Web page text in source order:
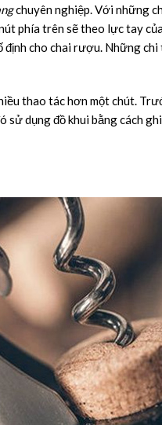
chuyên nghiệp. Với những
phía trên sẽ theo lực tay
cho chai rượu. Những
thao tác hơn một chút.
dụng đồ khui bằng cách